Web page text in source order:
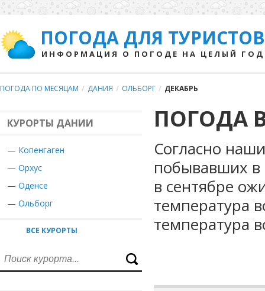
ПОГОДА ДЛЯ ТУРИСТОВ
ИНФОРМАЦИЯ О ПОГОДЕ НА ЦЕЛЫЙ ГОД
ПОГОДА ПО МЕСЯЦАМ / ДАНИЯ / ОЛЬБОРГ / ДЕКАБРЬ
КУРОРТЫ ДАНИИ
— Копенгаген
— Орхус
— Оденсе
— Ольборг
ВСЕ КУРОРТЫ
ПОГОДА
Согласно
побывавших в
в сентябре
температура
температура